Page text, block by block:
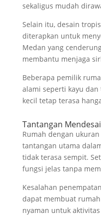
sekaligus mudah
Selain itu, desain
diterapkan untuk
Medan yang
membantu menjaga
Beberapa pemilik
alami seperti kayu
kecil tetap terasa
Tantangan
Rumah dengan
tantangan utama
tidak terasa sempit.
fungsi jelas tanpa
Kesalahan
dapat membuat
nyaman untuk